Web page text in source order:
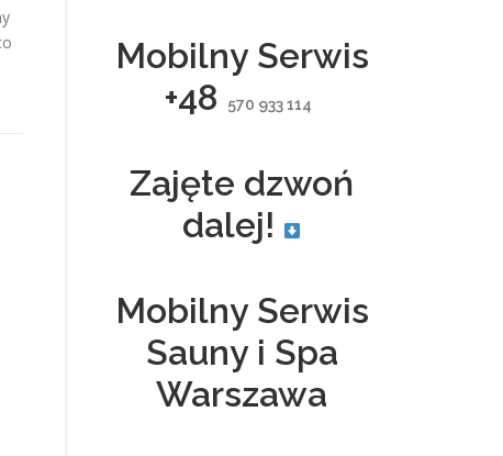
Mobilny Serwis
+48
570 933 114
Zajęte dzwoń
dalej!
Mobilny Serwis
Sauny i Spa
Warszawa